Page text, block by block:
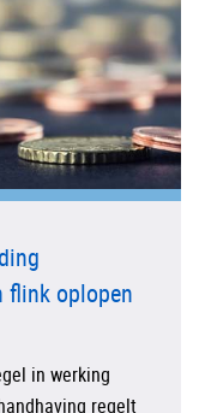
flink oplopen
in werking
regelt